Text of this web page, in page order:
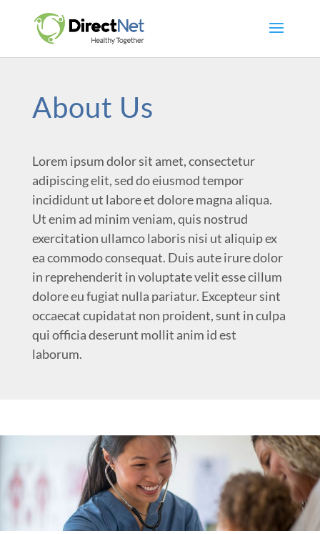
About Us
Lorem ipsum dolor sit amet, consectetur
adipiscing elit, sed do eiusmod tempor
incididunt ut labore et dolore magna aliqua.
Ut enim ad minim veniam, quis nostrud
exercitation ullamco laboris nisi ut aliquip ex
ea commodo consequat. Duis aute irure dolor
in reprehenderit in voluptate velit esse cillum
dolore eu fugiat nulla pariatur. Excepteur sint
occaecat cupidatat non proident, sunt in culpa
qui officia deserunt mollit anim id est
laborum.